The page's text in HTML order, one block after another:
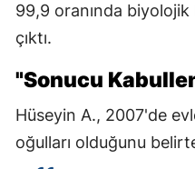
99,9 oranında biyolojik
çıktı.
"Sonucu
Hüseyin A., 2007'de
oğulları olduğunu